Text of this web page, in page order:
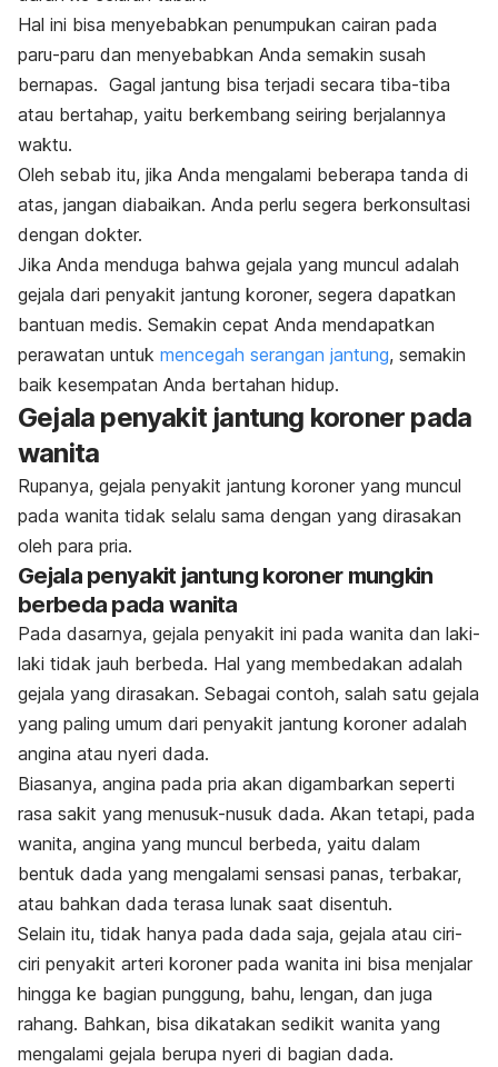
Hal ini bisa menyebabkan penumpukan cairan pada
paru-paru dan menyebabkan Anda semakin susah
bernapas. Gagal jantung bisa terjadi secara tiba-tiba
atau bertahap, yaitu berkembang seiring berjalannya
waktu.
Oleh sebab itu, jika Anda mengalami beberapa tanda di
atas, jangan diabaikan. Anda perlu segera berkonsultasi
dengan dokter.
Jika Anda menduga bahwa gejala yang muncul adalah
gejala dari penyakit jantung koroner, segera dapatkan
bantuan medis. Semakin cepat Anda mendapatkan
perawatan untuk mencegah serangan jantung, semakin
baik kesempatan Anda bertahan hidup.
Gejala penyakit jantung koroner pada
wanita
Rupanya, gejala penyakit jantung koroner yang muncul
pada wanita tidak selalu sama dengan yang dirasakan
oleh para pria.
Gejala penyakit jantung koroner mungkin
berbeda pada wanita
Pada dasarnya, gejala penyakit ini pada wanita dan laki-
laki tidak jauh berbeda. Hal yang membedakan adalah
gejala yang dirasakan. Sebagai contoh, salah satu gejala
yang paling umum dari penyakit jantung koroner adalah
angina atau nyeri dada.
Biasanya, angina pada pria akan digambarkan seperti
rasa sakit yang menusuk-nusuk dada. Akan tetapi, pada
wanita, angina yang muncul berbeda, yaitu dalam
bentuk dada yang mengalami sensasi panas, terbakar,
atau bahkan dada terasa lunak saat disentuh.
Selain itu, tidak hanya pada dada saja, gejala atau ciri-
ciri penyakit arteri koroner pada wanita ini bisa menjalar
hingga ke bagian punggung, bahu, lengan, dan juga
rahang. Bahkan, bisa dikatakan sedikit wanita yang
mengalami gejala berupa nyeri di bagian dada.